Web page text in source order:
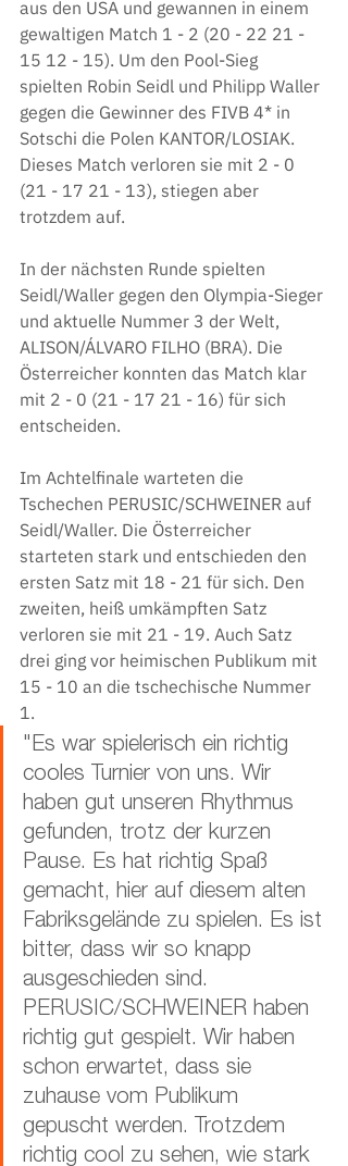
aus den USA und gewannen in einem
gewaltigen Match 1 - 2 (20 - 22 21 -
15 12 - 15). Um den Pool-Sieg
spielten Robin Seidl und Philipp Waller
gegen die Gewinner des FIVB 4* in
Sotschi die Polen KANTOR/LOSIAK.
Dieses Match verloren sie mit 2 - 0
(21 - 17 21 - 13), stiegen aber
trotzdem auf.
In der nächsten Runde spielten
Seidl/Waller gegen den Olympia-Sieger
und aktuelle Nummer 3 der Welt,
ALISON/ÁLVARO FILHO (BRA). Die
Österreicher konnten das Match klar
mit 2 - 0 (21 - 17 21 - 16) für sich
entscheiden.
Im Achtelfinale warteten die
Tschechen PERUSIC/SCHWEINER auf
Seidl/Waller. Die Österreicher
starteten stark und entschieden den
ersten Satz mit 18 - 21 für sich. Den
zweiten, heiß umkämpften Satz
verloren sie mit 21 - 19. Auch Satz
drei ging vor heimischen Publikum mit
15 - 10 an die tschechische Nummer
1.
"Es war spielerisch ein richtig
cooles Turnier von uns. Wir
haben gut unseren Rhythmus
gefunden, trotz der kurzen
Pause. Es hat richtig Spaß
gemacht, hier auf diesem alten
Fabriksgelände zu spielen. Es ist
bitter, dass wir so knapp
ausgeschieden sind.
PERUSIC/SCHWEINER haben
richtig gut gespielt. Wir haben
schon erwartet, dass sie
zuhause vom Publikum
gepuscht werden. Trotzdem
richtig cool zu sehen, wie stark